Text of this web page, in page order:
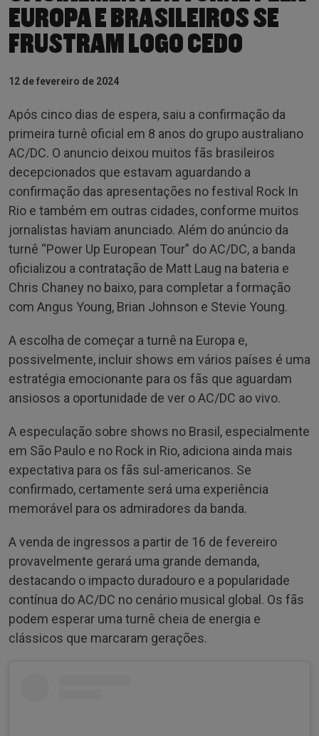
EUROPA E BRASILEIROS SE
FRUSTRAM LOGO CEDO
12 de fevereiro de 2024
Após cinco dias de espera, saiu a confirmação da
primeira turnê oficial em 8 anos do grupo australiano
AC/DC. O anuncio deixou muitos fãs brasileiros
decepcionados que estavam aguardando a
confirmação das apresentações no festival Rock In
Rio e também em outras cidades, conforme muitos
jornalistas haviam anunciado. Além do anúncio da
turnê “Power Up European Tour” do AC/DC, a banda
oficializou a contratação de Matt Laug na bateria e
Chris Chaney no baixo, para completar a formação
com Angus Young, Brian Johnson e Stevie Young.
A escolha de começar a turnê na Europa e,
possivelmente, incluir shows em vários países é uma
estratégia emocionante para os fãs que aguardam
ansiosos a oportunidade de ver o AC/DC ao vivo.
A especulação sobre shows no Brasil, especialmente
em São Paulo e no Rock in Rio, adiciona ainda mais
expectativa para os fãs sul-americanos. Se
confirmado, certamente será uma experiência
memorável para os admiradores da banda.
A venda de ingressos a partir de 16 de fevereiro
provavelmente gerará uma grande demanda,
destacando o impacto duradouro e a popularidade
contínua do AC/DC no cenário musical global. Os fãs
podem esperar uma turnê cheia de energia e
clássicos que marcaram gerações.